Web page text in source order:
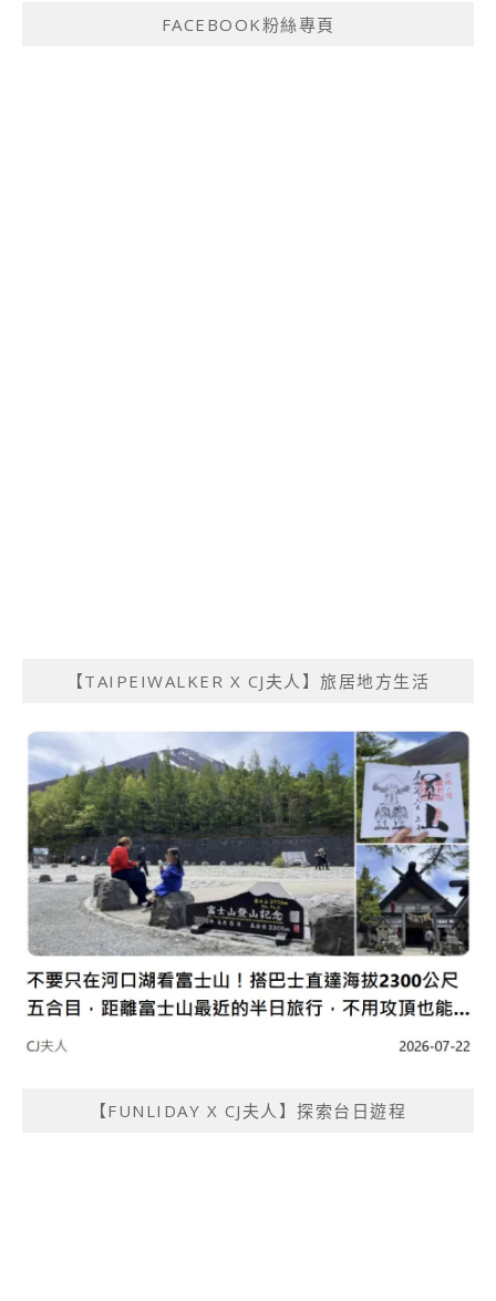
FACEBOOK粉絲專頁
【TAIPEIWALKER X CJ夫人】旅居地方生活
【FUNLIDAY X CJ夫人】探索台日遊程